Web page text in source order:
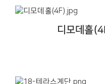
디모데홀